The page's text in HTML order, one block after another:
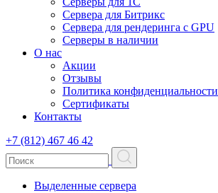
Сервера для Битрикс
Сервера для рендеринга с GPU
Серверы в наличии
О нас
Акции
Отзывы
Политика конфиденциальности
Сертификаты
Контакты
+7 (812) 467 46 42
Выделенные сервера